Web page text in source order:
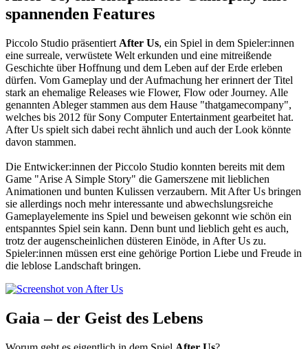
spannenden Features
Piccolo Studio präsentiert After Us, ein Spiel in dem Spieler:innen
eine surreale, verwüstete Welt erkunden und eine mitreißende
Geschichte über Hoffnung und dem Leben auf der Erde erleben
dürfen. Vom Gameplay und der Aufmachung her erinnert der Titel
stark an ehemalige Releases wie Flower, Flow oder Journey. Alle
genannten Ableger stammen aus dem Hause "thatgamecompany",
welches bis 2012 für Sony Computer Entertainment gearbeitet hat.
After Us spielt sich dabei recht ähnlich und auch der Look könnte
davon stammen.
Die Entwicker:innen der Piccolo Studio konnten bereits mit dem
Game "Arise A Simple Story" die Gamerszene mit lieblichen
Animationen und bunten Kulissen verzaubern. Mit After Us bringen
sie allerdings noch mehr interessante und abwechslungsreiche
Gameplayelemente ins Spiel und beweisen gekonnt wie schön ein
entspanntes Spiel sein kann. Denn bunt und lieblich geht es auch,
trotz der augenscheinlichen düsteren Einöde, in After Us zu.
Spieler:innen müssen erst eine gehörige Portion Liebe und Freude in
die leblose Landschaft bringen.
Gaia – der Geist des Lebens